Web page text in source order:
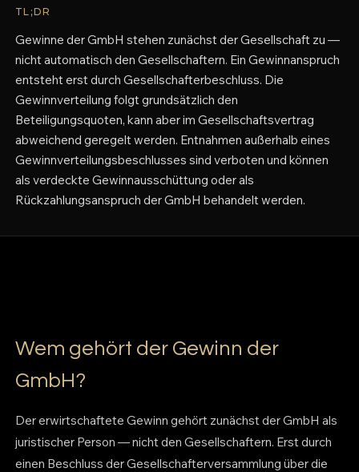
TL;DR
Gewinne der GmbH stehen zunächst der Gesellschaft zu —
nicht automatisch den Gesellschaftern. Ein Gewinnanspruch
entsteht erst durch Gesellschafterbeschluss. Die
Gewinnverteilung folgt grundsätzlich den
Beteiligungsquoten, kann aber im Gesellschaftsvertrag
abweichend geregelt werden. Entnahmen außerhalb eines
Gewinnverteilungsbeschlusses sind verboten und können
als verdeckte Gewinnausschüttung oder als
Rückzahlungsanspruch der GmbH behandelt werden.
Wem gehört der Gewinn der
GmbH?
Der erwirtschaftete Gewinn gehört zunächst der GmbH als
juristischer Person — nicht den Gesellschaftern. Erst durch
einen Beschluss der Gesellschafterversammlung über die